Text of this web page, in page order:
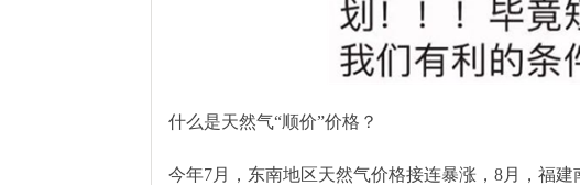
什么是天然气“顺价”价格？
今年7月，东南地区天然气价格接连暴涨，8月，福